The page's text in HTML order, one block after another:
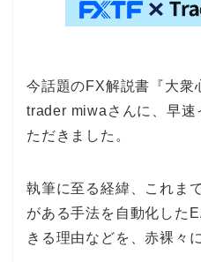
今話題のFX解説書『大衆
trader miwaさんに、早速
ただきました。
執筆に至る経緯、これま
がある手法を自動化した
きる理由などを、赤裸々